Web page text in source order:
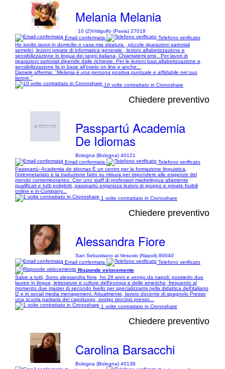
Melania Melania
10 (2)Vidigulfo (Pavia) 27018
Email confermata
Telefono verificato
Ho svolto lavori in domicilio o casa mia stiratura , piccole riparazioni sartoriali
semplici, lezioni private di informatica generale , lezioni alfabetizzazione e
sensibilizzazione in lingua dei segni italiana, Chiamatemi sms . Per lavori di
riparazioni sartoriali dipende dalle richieste. Per le lezioni basi alfabetizzazione e
sensibilizzazione lis in base all’orario on line e anche...
Daniele afferma: "Melania è una persona positiva puntuale e affidabile nel suo
lavoro."
10 volte contrattato in Cronoshare
Chiedere preventivo
Passpartú Academia
De Idiomas
Bologna (Bologna) 40121
Email confermata
Telefono verificato
Passpartú- Academia de idiomas È un centro per la formazione linguistica,
l'interpretariato e la traduzione fatto su misura per rispondere alle esigenze del
mondo contemporaneo. Con uno staff di professori madrelingua altamente
qualificati e tutti poliglotti, passpartú organizza lezioni di gruppo e private fruibili
online e in-Company...
1 volte contrattato in Cronoshare
Chiedere preventivo
Alessandra Fiore
San Sebastiano al Vesuvio (Napoli) 80040
Email confermata
Telefono verificato
Risponde velocemente
Salve a tutti, Sono alessandra fiore, ho 28 anni e vengo da napoli: possiedo due
lauree in lingue, letterature e culture dell'europa e delle americhe, frequento al
momento due master di secondo livello per specializzarmi nella didattica dell'italiano
l2 e in social media menagement. Attualmente, lavoro docente di spagnolo Presso
una scuola paritaria del capoluogo, svolgo tirocinio presso...
1 volte contrattato in Cronoshare
Chiedere preventivo
Carolina Barsacchi
Bologna (Bologna) 40138